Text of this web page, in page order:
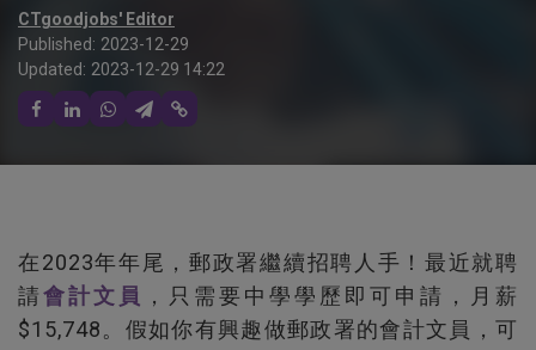
CTgoodjobs' Editor
Published: 2023-12-29
Updated: 2023-12-29 14:22
在2023年年尾，郵政署繼續招聘人手！最近就聘
請會計文員
，只需要中學學歷即可申請，月薪
$15,748。假如你有興趣做郵政署的會計文員，可